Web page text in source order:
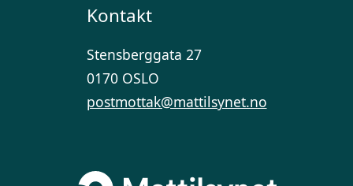
Kontakt
Stensberggata 27
0170 OSLO
postmottak@mattilsynet.no